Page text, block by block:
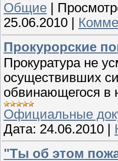
Общие
25.06.2010
Прокурорские
Прокуратура не
осуществивших
обвинающегося в
Официальные
Дата: 24.06.2010
"Ты об этом